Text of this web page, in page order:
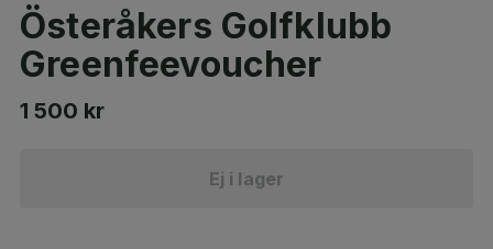
Österåkers Golfklubb
Greenfeevoucher
1 500 kr
Ej i lager